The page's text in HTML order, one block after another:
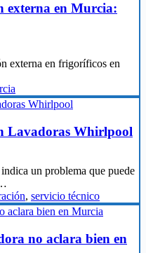
externa en Murcia:
externa en frigoríficos en
Lavadoras Whirlpool
un problema que puede
, servicio técnico
no aclara bien en